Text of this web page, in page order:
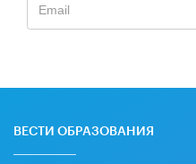
ВЕСТИ ОБРАЗОВАНИЯ